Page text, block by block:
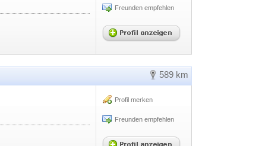
Freunden empfehlen
589 km
Profil merken
Freunden empfehlen